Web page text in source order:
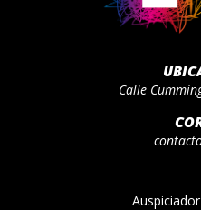
Calle